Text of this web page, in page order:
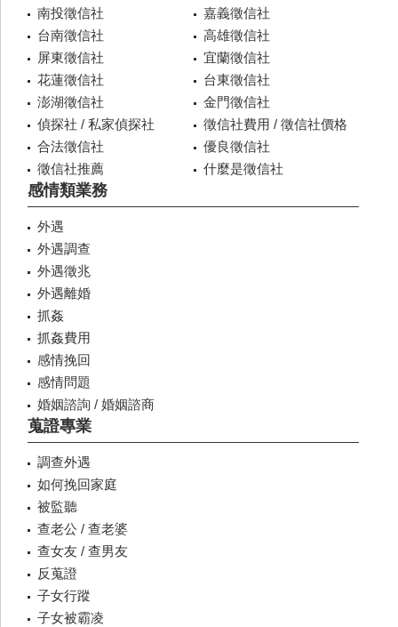
南投徵信社
嘉義徵信社
台南徵信社
高雄徵信社
屏東徵信社
宜蘭徵信社
花蓮徵信社
台東徵信社
澎湖徵信社
金門徵信社
偵探社 / 私家偵探社
徵信社費用 / 徵信社價格
合法徵信社
優良徵信社
徵信社推薦
什麼是徵信社
感情類業務
外遇
外遇調查
外遇徵兆
外遇離婚
抓姦
抓姦費用
感情挽回
感情問題
婚姻諮詢 / 婚姻諮商
蒐證專業
調查外遇
如何挽回家庭
被監聽
查老公 / 查老婆
查女友 / 查男友
反蒐證
子女行蹤
子女被霸凌